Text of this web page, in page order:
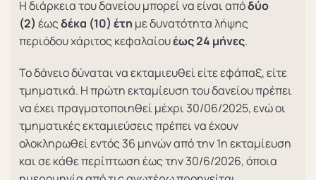
Η διάρκεια του δανείου μπορεί να είναι απόδύο
(2) έωςδέκα (10) έτη με δυνατότητα λήψης
περιόδου χάριτος κεφαλαίουέως 24 μήνες.
Το δάνειο δύναται να εκταμιευθεί είτε εφάπαξ, είτε
τμηματικά. Η πρώτη εκταμίευση του δανείου πρέπει
να έχει πραγματοποιηθεί μέχρι 30/06/2025, ενώ οι
τμηματικές εκταμιεύσεις πρέπει να έχουν
ολοκληρωθεί εντός 36 μηνών από την 1η εκταμίευση
και σε κάθε περίπτωση έως την 30/6/2026, όποια